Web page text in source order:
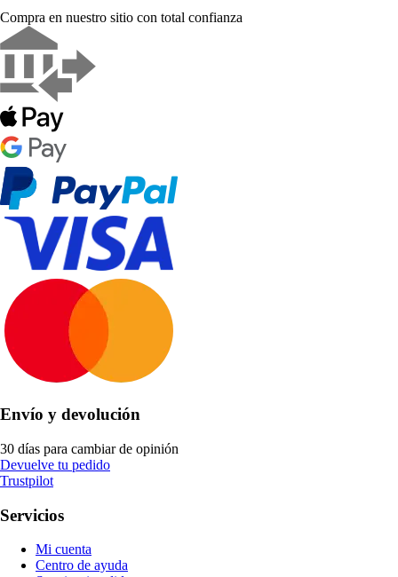
Compra en nuestro sitio con total confianza
Envío y devolución
30 días para cambiar de opinión
Devuelve tu pedido
Trustpilot
Servicios
Mi cuenta
Centro de ayuda